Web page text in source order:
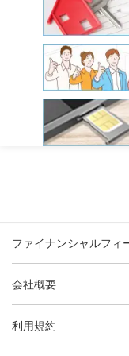
ファイナンシャルフィ
会社概要
利用規約